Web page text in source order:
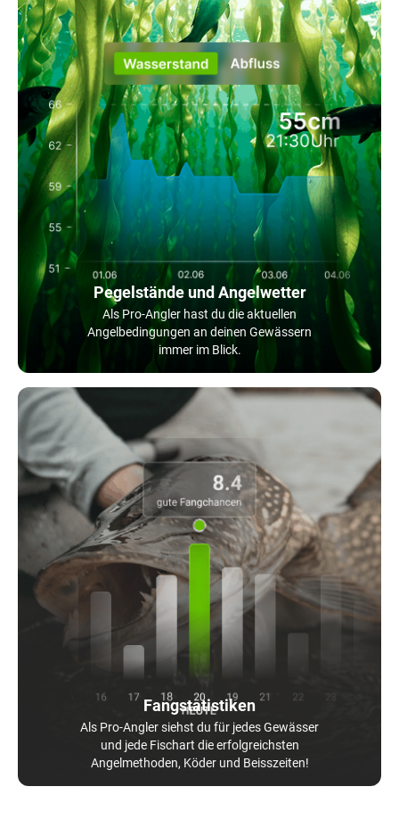
Pegelstände und Angelwetter
Als Pro-Angler hast du die aktuellen
Angelbedingungen an deinen Gewässern
immer im Blick.
Fangstatistiken
Als Pro-Angler siehst du für jedes Gewässer
und jede Fischart die erfolgreichsten
Angelmethoden, Köder und Beisszeiten!